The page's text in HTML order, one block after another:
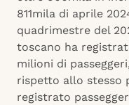
811mila di aprile
quadrimestre del
toscano ha
milioni di
rispetto allo stesso
registrato